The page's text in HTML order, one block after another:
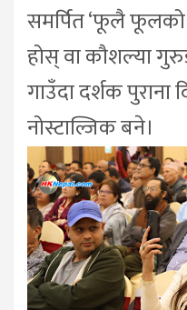
समर्पित ‘फूलै फूलको
होस् वा कौशल्या
गाउँदा दर्शक
नोस्टाल्जिक बने।